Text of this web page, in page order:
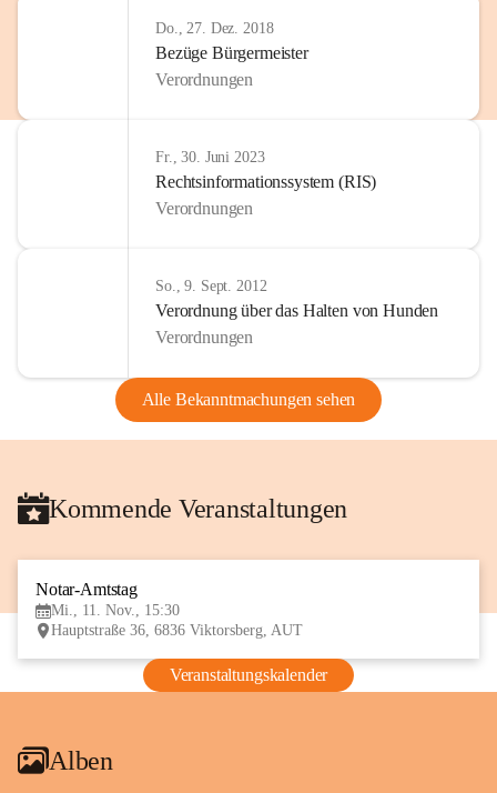
Do., 27. Dez. 2018
Bezüge Bürgermeister
Verordnungen
Fr., 30. Juni 2023
Rechtsinformationssystem (RIS)
Verordnungen
So., 9. Sept. 2012
Verordnung über das Halten von Hunden
Verordnungen
Alle Bekanntmachungen sehen
Kommende Veranstaltungen
Notar-Amtstag
Mi., 11. Nov., 15:30
Hauptstraße 36, 6836 Viktorsberg, AUT
Veranstaltungskalender
Alben